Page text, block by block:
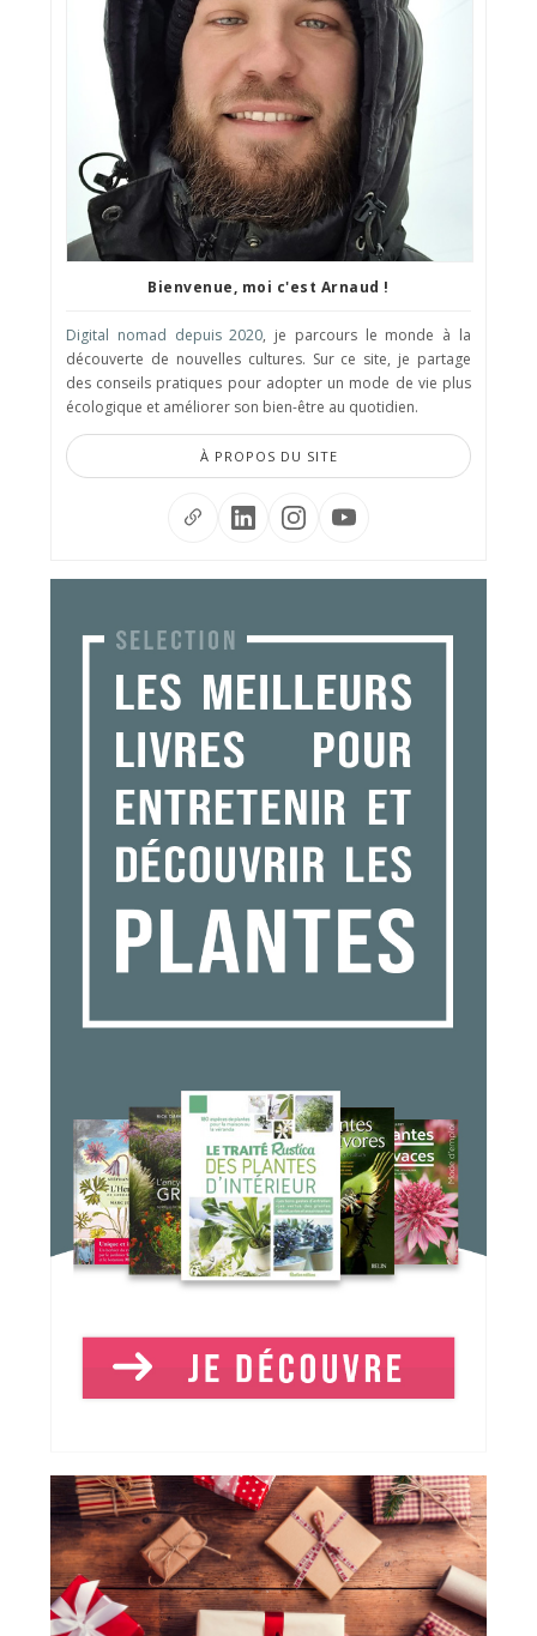
Bienvenue, moi c'est Arnaud !
Digital nomad depuis 2020, je parcours le monde à la
découverte de nouvelles cultures. Sur ce site, je partage
des conseils pratiques pour adopter un mode de vie plus
écologique et améliorer son bien-être au quotidien.
À PROPOS DU SITE